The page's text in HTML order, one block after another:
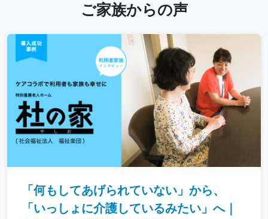
ご家族からの声
「何もしてあげられていない」から、
「いっしょに介護しているみたい」へ｜